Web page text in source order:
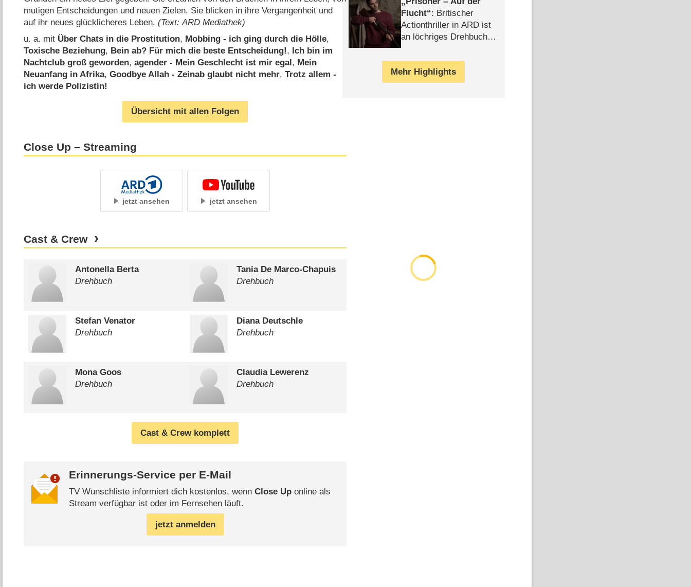
mutigen Entscheidungen und neuen Zielen. Sie blicken in ihre Vergangenheit und
auf ihr neues glücklicheres Leben.(Text: ARD Mediathek)
u. a. mit Über Chats in die Prostitution, Mobbing - ich ging durch die Hölle,
Toxische Beziehung, Bein ab? Für mich die beste Entscheidung!, Ich bin im
Nachtclub groß geworden,agender - Mein Geschlecht ist mir egal, Mein
Neuanfang in Afrika,Goodbye Allah - Zeinab glaubt nicht mehr,Trotz allem -
ich werde Polizistin!
Übersicht mit allen Folgen
Close Up – Streaming
jetzt ansehen jetzt ansehen
Cast & Crew
Antonella Berta
Drehbuch
Tania De Marco-Chapuis
Drehbuch
Stefan Venator
Drehbuch
Diana Deutschle
Drehbuch
Mona Goos
Drehbuch
Claudia Lewerenz
Drehbuch
Cast & Crew komplett
Erinnerungs-Service per E-Mail
TV Wunschliste informiert dich kostenlos, wenn Close Uponline als
Stream verfügbar ist oder im Fernsehen läuft.
jetzt anmelden
Flucht : Britischer
Actionthriller in ARD ist
an löchriges Drehbuch
Mehr Highlights